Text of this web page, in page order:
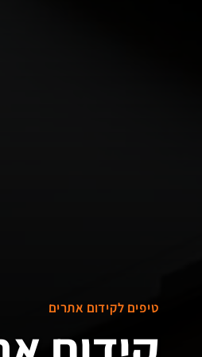
טיפים לקידום אתרים